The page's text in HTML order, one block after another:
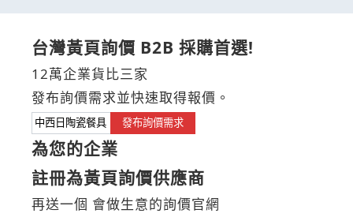
台灣黃頁詢價 B2B 採購首選!
12萬企業貨比三家
發布詢價需求並快速取得報價。
發布詢價需求
為您的企業
註冊為黃頁詢價供應商
再送一個 會做生意的詢價官網